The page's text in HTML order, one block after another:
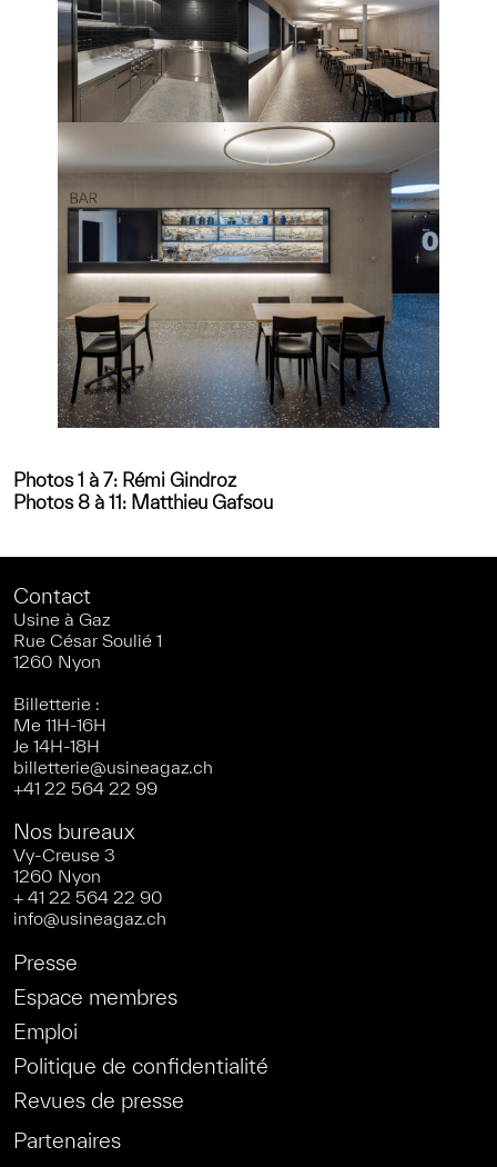
Photos 1 à 7: Rémi Gindroz
Photos 8 à 11: Matthieu Gafsou
Contact
Usine à Gaz
Rue César Soulié 1
1260 Nyon
Billetterie :
Me 11H-16H
Je 14H-18H
billetterie@usineagaz.ch
+41 22 564 22 99
Nos bureaux
Vy-Creuse 3
1260 Nyon
+ 41 22 564 22 90
info@usineagaz.ch
Presse
Espace membres
Emploi
Politique de confidentialité
Revues de presse
Partenaires